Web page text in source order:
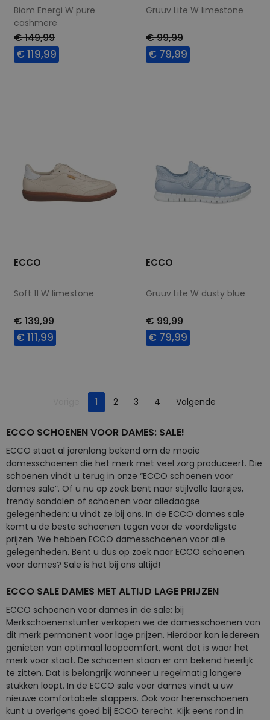
Biom Energi W pure
cashmere
€ 149,99
€ 119,99
Gruuv Lite W limestone
€ 99,99
€ 79,99
ECCO
Soft 11 W limestone
€ 139,99
€ 111,99
ECCO
Gruuv Lite W dusty blue
€ 99,99
€ 79,99
42
Je bent op pagina
1 2 3 4 VolgendePagina
ECCO SCHOENEN VOOR DAMES: SALE!
ECCO staat al jarenlang bekend om de mooie
damesschoenen die het merk met veel zorg produceert. Die
schoenen vindt u terug in onze “ECCO schoenen voor
dames sale”. Of u nu op zoek bent naar stijlvolle laarsjes,
trendy sandalen of schoenen voor alledaagse
gelegenheden: u vindt ze bij ons. In de ECCO dames sale
komt u de beste schoenen tegen voor de voordeligste
prijzen. We hebben ECCO damesschoenen voor alle
gelegenheden. Bent u dus op zoek naar ECCO schoenen
voor dames? Sale is het bij ons altijd!
ECCO SALE DAMES MET ALTIJD LAGE PRIJZEN
ECCO schoenen voor dames in de sale: bij
Merkschoenenstunter verkopen we de damesschoenen van
dit merk permanent voor lage prijzen. Hierdoor kan iedereen
genieten van optimaal loopcomfort, want dat is waar het
merk voor staat. De schoenen staan er om bekend heerlijk
te zitten. Dat is belangrijk wanneer u regelmatig langere
stukken loopt. In de ECCO sale voor dames vindt u uw
nieuwe comfortabele stappers. Ook voor herenschoenen
kunt u overigens goed bij ECCO terecht. Kijk eens rond in